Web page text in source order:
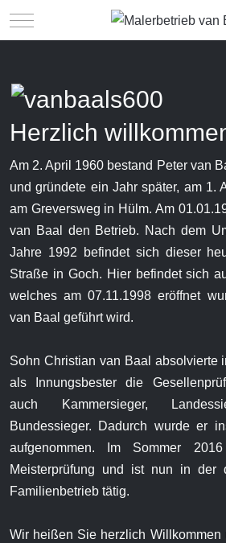
Mobile Menu Toggle
Herzlich
Am 2. April 1960 bestand Peter van
und gründete ein Jahr später, am 1.
am Greversweg in Hülm. Am
van Baal den Betrieb. Nach dem
Jahre 1992 befindet sich dieser
Straße in Goch. Hier befindet sich
welches am 07.11.1998 eröffnet
van Baal geführt wird.
Sohn Christian van Baal absolvierte
als Innungsbester die
auch Kammersieger,
Bundessieger. Dadurch wurde er
aufgenommen. Im Sommer
Meisterprüfung und ist nun in der
Familienbetrieb tätig.
Wir heißen Sie herzlich Willkommen